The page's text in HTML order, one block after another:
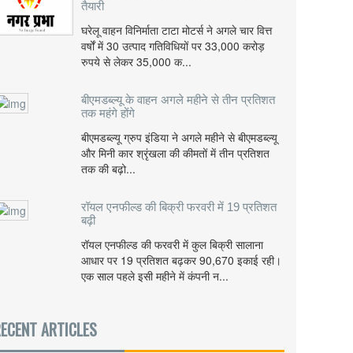
तैयारी
घरेलू वाहन विनिर्माता टाटा मोटर्स ने अगले चार वित्त
वर्षों में 30 उत्पाद गतिविधियों पर 33,000 करोड़
रुपये से लेकर 35,000 क...
बीएमडब्ल्यू के वाहन अगले महीने से तीन प्रतिशत
तक महंगे होंगे
बीएमडब्ल्यू ग्रुप इंडिया ने अगले महीने से बीएमडब्ल्यू
और मिनी कार श्रृंखला की कीमतों में तीन प्रतिशत
तक की बढ़ो...
रॉयल एनफील्ड की बिक्री फरवरी में 19 प्रतिशत
बढ़ी
रॉयल एनफील्ड की फरवरी में कुल बिक्री सालाना
आधार पर 19 प्रतिशत बढ़कर 90,670 इकाई रही।
एक साल पहले इसी महीने में कंपनी न...
ARTICLES